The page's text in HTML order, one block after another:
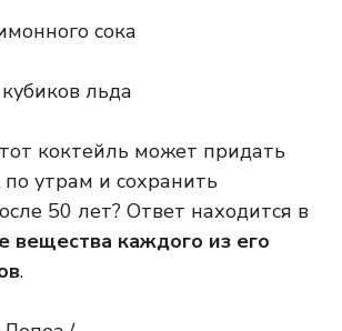
сока
льда
коктейль может придать
утрам и сохранить
50 лет? Ответ находится в
вещества каждого из его
.